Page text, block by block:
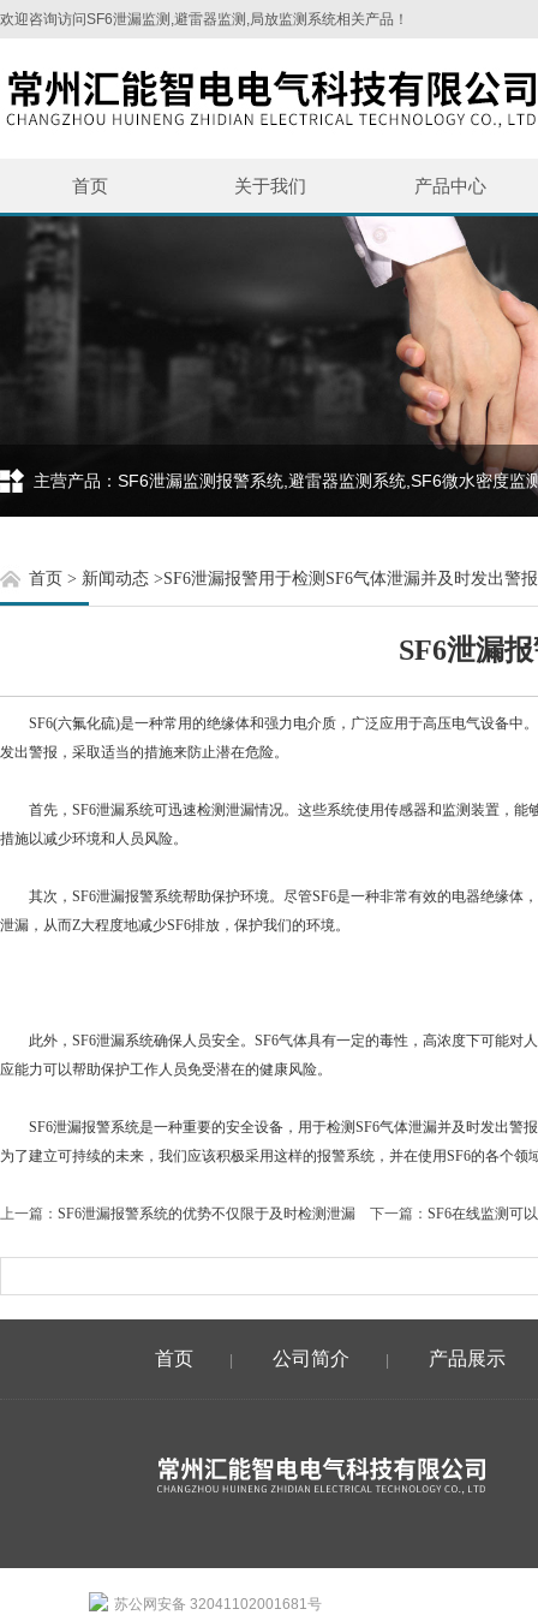
欢迎咨询访问SF6泄漏监测,避雷器监测,局放监测系统相关产品！
首页 关于我们 产品中心
首页 > 新闻动态 >SF6泄漏报警用于检测SF6气体泄漏并及时发出警报
SF6泄漏
SF6(六氟化硫)是一种常用的绝缘体和强力电介质，广泛应用于高压电气设备中
发出警报，采取适当的措施来防止潜在危险。
首先，SF6泄漏系统可迅速检测泄漏情况。这些系统使用传感器和监测装置，能
措施以减少环境和人员风险。
其次，SF6泄漏报警系统帮助保护环境。尽管SF6是一种非常有效的电器绝缘体
泄漏，从而Z大程度地减少SF6排放，保护我们的环境。
此外，SF6泄漏系统确保人员安全。SF6气体具有一定的毒性，高浓度下可能对
应能力可以帮助保护工作人员免受潜在的健康风险。
SF6泄漏报警系统是一种重要的安全设备，用于检测SF6气体泄漏并及时发出警
为了建立可持续的未来，我们应该积极采用这样的报警系统，并在使用SF6的各个
上一篇： SF6泄漏报警系统的优势不仅限于及时检测泄漏 下一篇： SF6在线监测可
首页 公司简介 产品展示
苏公网安备 32041102001681号